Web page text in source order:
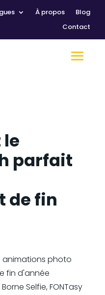
À propos
Blog
Contact
parfait
de fin
animations photo
fin d'année
Selfie, FONTasy